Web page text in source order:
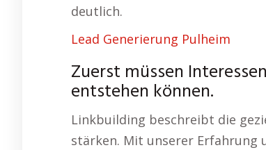
deutlich.
Lead Generierung Pulheim
Zuerst müssen
entstehen können.
Linkbuilding beschreibt die
stärken. Mit unserer Erfahrung